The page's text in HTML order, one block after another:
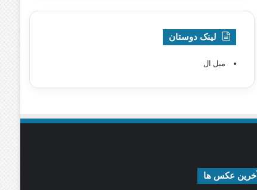
لینک دوستان
مبل ال
آخرین عکس ها